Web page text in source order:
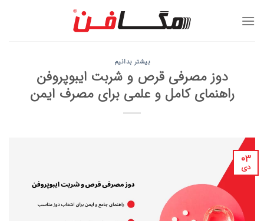
بیشتر بدانیم
دوز مصرفی قرص و شربت ایبوپروفن
راهنمای کامل و علمی برای مصرف ایمن
۰۳
دی